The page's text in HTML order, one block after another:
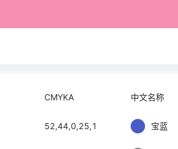
CMYKA 中文名称
52,44,0,25,1 宝蓝